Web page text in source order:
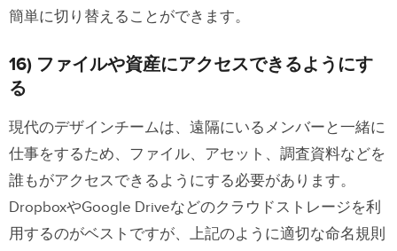
簡単に切り替えることができます。
16) ファイルや資産にアクセスできるようにす
る
現代のデザインチームは、遠隔にいるメンバーと一緒に
仕事をするため、ファイル、アセット、調査資料などを
誰もがアクセスできるようにする必要があります。
DropboxやGoogle Driveなどのクラウドストレージを利
用するのがベストですが、上記のように適切な命名規則